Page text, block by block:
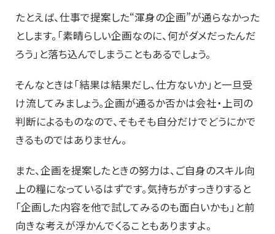
たとえば、仕事で提案した“渾身の企画”が通らなかった
とします。「素晴らしい企画なのに、何がダメだったんだ
ろう」と落ち込んでしまうこともあるでしょう。
そんなときは「結果は結果だし、仕方ないか」と一旦受
け流してみましょう。企画が通るか否かは会社・上司の
判断によるものなので、そもそも自分だけでどうにかで
きるものではありません。
また、企画を提案したときの努力は、ご自身のスキル向
上の糧になっているはずです。気持ちがすっきりすると
「企画した内容を他で試してみるのも面白いかも」と前
向きな考えが浮かんでくることもありますよ。